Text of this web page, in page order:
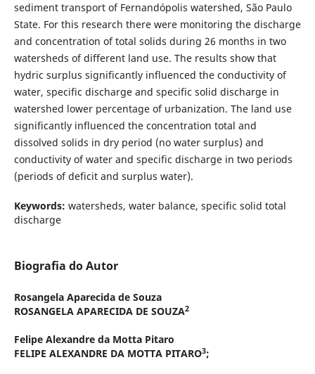
sediment transport of Fernandópolis watershed, São Paulo
State. For this research there were monitoring the discharge
and concentration of total solids during 26 months in two
watersheds of different land use. The results show that
hydric surplus significantly influenced the conductivity of
water, specific discharge and specific solid discharge in
watershed lower percentage of urbanization. The land use
significantly influenced the concentration total and
dissolved solids in dry period (no water surplus) and
conductivity of water and specific discharge in two periods
(periods of deficit and surplus water).
Keywords: watersheds, water balance, specific solid total
discharge
Biografia do Autor
Rosangela Aparecida de Souza
ROSANGELA APARECIDA DE SOUZA2
Felipe Alexandre da Motta Pitaro
FELIPE ALEXANDRE DA MOTTA PITARO3;